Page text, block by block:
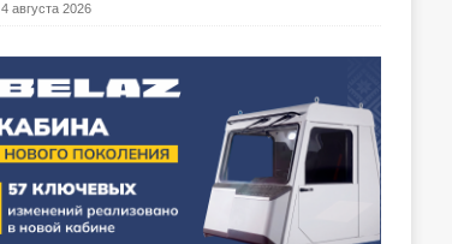
4 августа 2026